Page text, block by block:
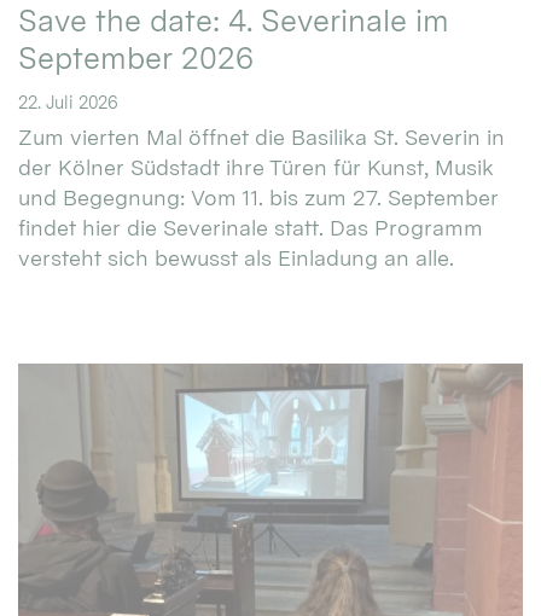
Save the date: 4. Severinale im
September 2026
22. Juli 2026
Zum vierten Mal öffnet die Basilika St. Severin in
der Kölner Südstadt ihre Türen für Kunst, Musik
und Begegnung: Vom 11. bis zum 27. September
findet hier die Severinale statt. Das Programm
versteht sich bewusst als Einladung an alle.